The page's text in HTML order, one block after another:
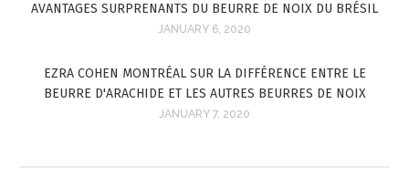
AVANTAGES SURPRENANTS DU BEURRE DE NOIX DU BRÉSIL
JANUARY 6, 2020
EZRA COHEN MONTRÉAL SUR LA DIFFÉRENCE ENTRE LE
BEURRE D'ARACHIDE ET LES AUTRES BEURRES DE NOIX
JANUARY 7, 2020